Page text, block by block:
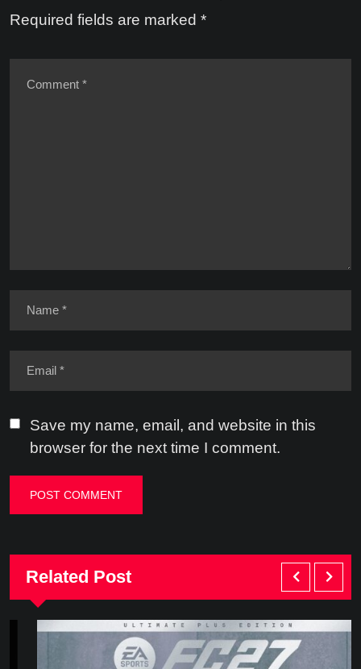
Required fields are marked *
Save my name, email, and website in this
browser for the next time I comment.
Related Post